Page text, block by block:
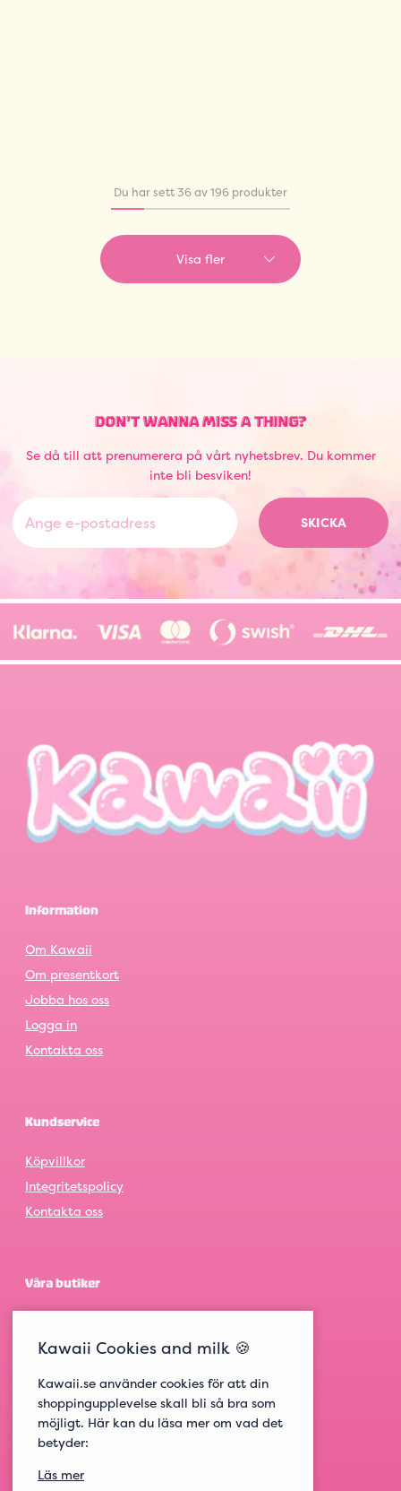
Du har sett 36 av 196 produkter
Visa fler
DON'T WANNA MISS A THING?
Se då till att prenumerera på vårt nyhetsbrev. Du kommer
inte bli besviken!
SKICKA
Information
Om Kawaii
Om presentkort
Jobba hos oss
Logga in
Kontakta oss
Kundservice
Köpvillkor
Integritetspolicy
Kontakta oss
Våra butiker
Stockholm
Get social
Kawaii Cookies and milk 🍪
Kawaii.se använder cookies för att din
shoppingupplevelse skall bli så bra som
möjligt. Här kan du läsa mer om vad det
betyder:
Läs mer